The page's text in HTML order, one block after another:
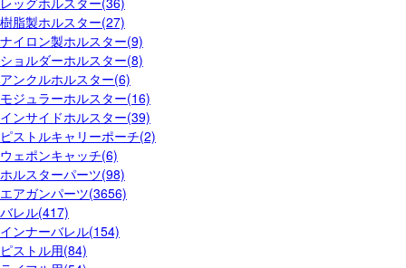
樹脂製ホルスター(27)
ナイロン製ホルスター(9)
ショルダーホルスター(8)
アンクルホルスター(6)
モジュラーホルスター(16)
インサイドホルスター(39)
ピストルキャリーポーチ(2)
ウェポンキャッチ(6)
ホルスターパーツ(98)
エアガンパーツ(3656)
バレル(417)
インナーバレル(154)
ピストル用(84)